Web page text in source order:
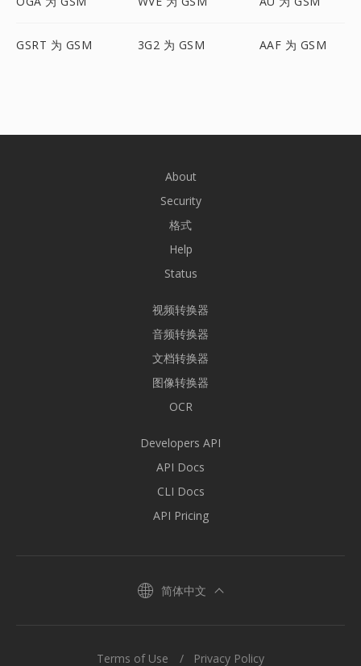
GSRT 为 GSM 3G2 为 GSM AAF 为 GSM
About
Security
格式
Help
Status
视频转换器
音频转换器
文档转换器
图像转换器
OCR
Developers API
API Docs
CLI Docs
API Pricing
简体中文
Terms of Use Privacy Policy